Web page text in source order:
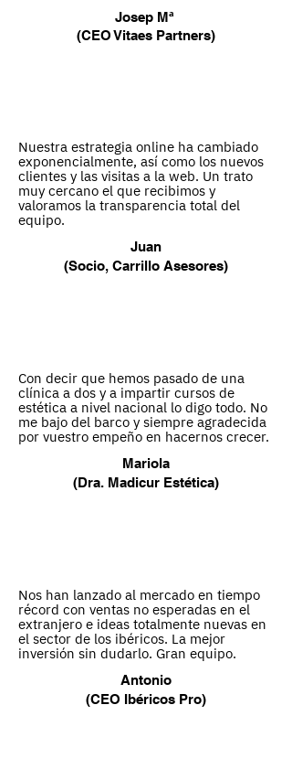
Josep Mª
(CEO Vitaes Partners)
Nuestra estrategia online ha cambiado
exponencialmente, así como los nuevos
clientes y las visitas a la web. Un trato
muy cercano el que recibimos y
valoramos la transparencia total del
equipo.
Juan
(Socio, Carrillo Asesores)
Con decir que hemos pasado de una
clínica a dos y a impartir cursos de
estética a nivel nacional lo digo todo. No
me bajo del barco y siempre agradecida
por vuestro empeño en hacernos crecer.
Mariola
(Dra. Madicur Estética)
Nos han lanzado al mercado en tiempo
récord con ventas no esperadas en el
extranjero e ideas totalmente nuevas en
el sector de los ibéricos. La mejor
inversión sin dudarlo. Gran equipo.
Antonio
(CEO Ibéricos Pro)